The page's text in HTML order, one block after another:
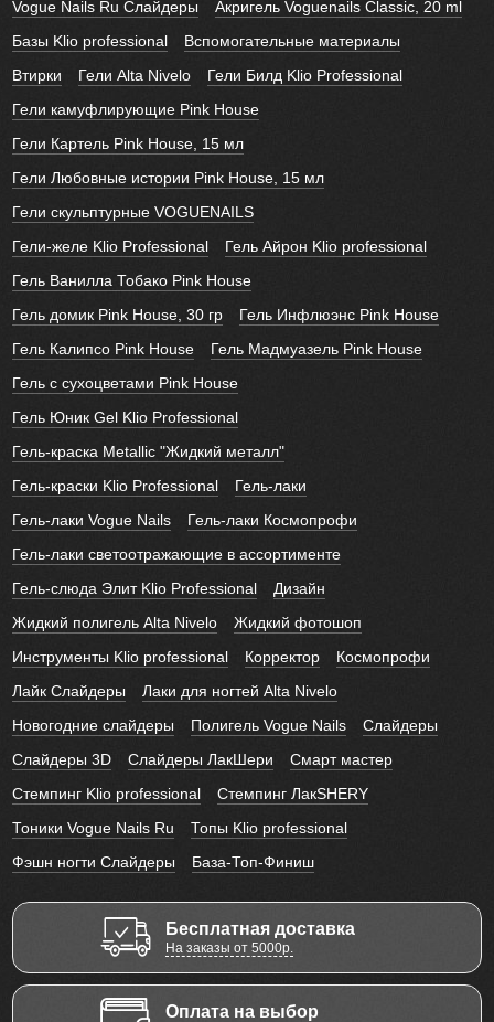
Vogue Nails Ru Слайдеры
Акригель Voguenails Classic, 20 ml
Базы Klio professional
Вспомогательные материалы
Втирки
Гели Alta Nivelo
Гели Билд Klio Professional
Гели камуфлирующие Pink House
Гели Картель Pink House, 15 мл
Гели Любовные истории Pink House, 15 мл
Гели скульптурные VOGUENAILS
Гели-желе Klio Professional
Гель Айрон Klio professional
Гель Ванилла Тобако Pink House
Гель домик Pink House, 30 гр
Гель Инфлюэнс Pink House
Гель Калипсо Pink House
Гель Мадмуазель Pink House
Гель с сухоцветами Pink House
Гель Юник Gel Klio Professional
Гель-краска Metallic "Жидкий металл"
Гель-краски Klio Professional
Гель-лаки
Гель-лаки Vogue Nails
Гель-лаки Космопрофи
Гель-лаки светоотражающие в ассортименте
Гель-слюда Элит Klio Professional
Дизайн
Жидкий полигель Alta Nivelo
Жидкий фотошоп
Инструменты Klio professional
Корректор
Космопрофи
Лайк Слайдеры
Лаки для ногтей Alta Nivelo
Новогодние слайдеры
Полигель Vogue Nails
Слайдеры
Слайдеры 3D
Слайдеры ЛакШери
Смарт мастер
Стемпинг Klio professional
Стемпинг ЛакSHERY
Тоники Vogue Nails Ru
Топы Klio professional
Фэшн ногти Слайдеры
База-Топ-Финиш
Бесплатная доставка
На заказы от 5000р.
Оплата на выбор